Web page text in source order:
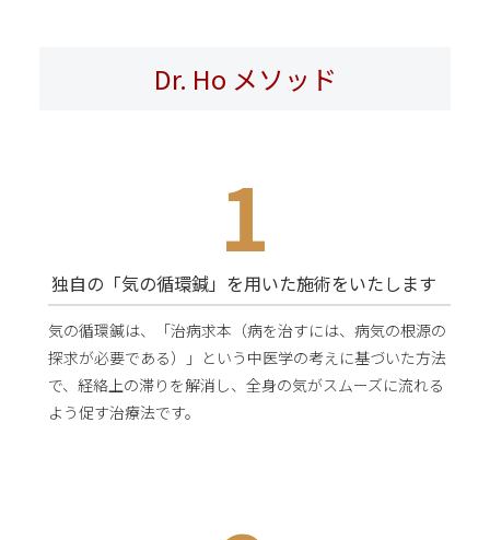
Dr. Ho メソッド
1
独自の「気の循環鍼」を用いた施術をいたします
気の循環鍼は、「治病求本（病を治すには、病気の根源の
探求が必要である）」という中医学の考えに基づいた方法
で、経絡上の滞りを解消し、全身の気がスムーズに流れる
よう促す治療法です。